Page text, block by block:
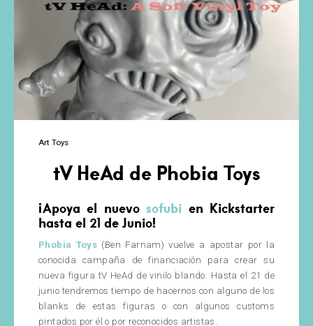
Show
Art Toys
tV HeAd de Phobia Toys
¡Apoya el nuevosofubi en Kickstarter
hasta el 21 de Junio!
Phobia Toys (Ben Farnam) vuelve a apostar por la
conocida campaña de financiación para crear su
nueva figura tV HeAd de vinilo blando. Hasta el 21 de
junio tendremos tiempo de hacernos con alguno de los
blanks de estas figuras o con algunos customs
pintados por él o por reconocidos artistas.